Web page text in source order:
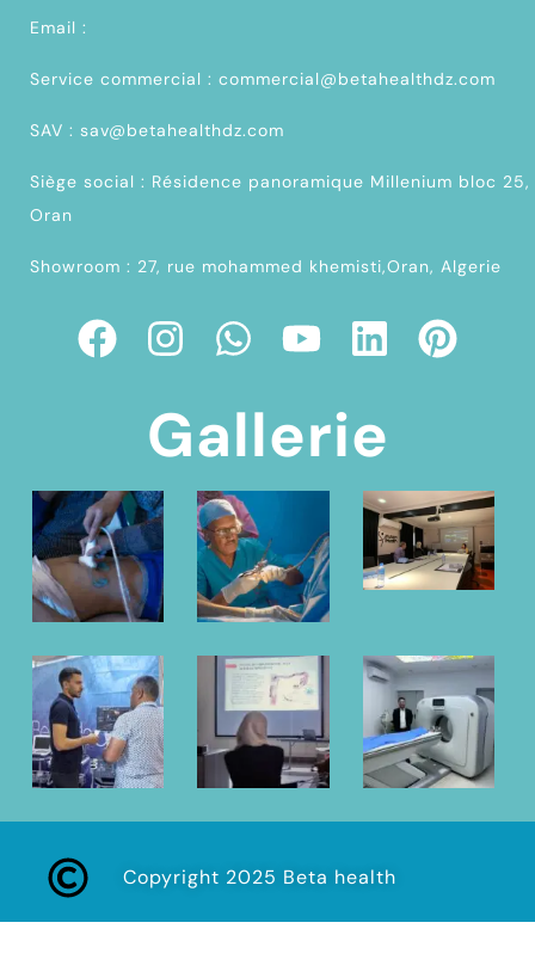
Email :
Service commercial : commercial@betahealthdz.com
SAV : sav@betahealthdz.com
Siège social : Résidence panoramique Millenium bloc 25,
Oran
Showroom : 27, rue mohammed khemisti,Oran, Algerie
Gallerie
Copyright 2025 Beta health